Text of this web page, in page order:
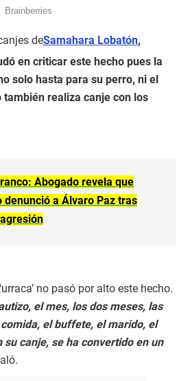
deSamahara Lobatón,
en criticar este hecho pues la
solo hasta para su perro, ni el
también realiza canje con los
Abogado revela que
denunció a Álvaro Paz tras
no pasó por alto este hecho.
el mes, los dos meses, las
el buffete, el marido, el
canje, se ha convertido en un